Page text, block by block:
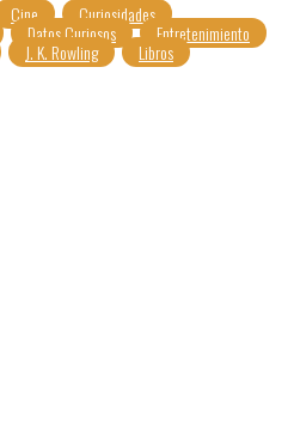
Cine Curiosidades
Datos Curiosos Entretenimiento
J. K. Rowling Libros